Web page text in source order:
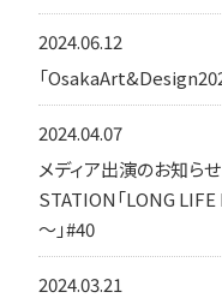
2024.06.12
「
2024.04.07
メディア出演のお知
STATION「LONG
～」#40
2024.03.21